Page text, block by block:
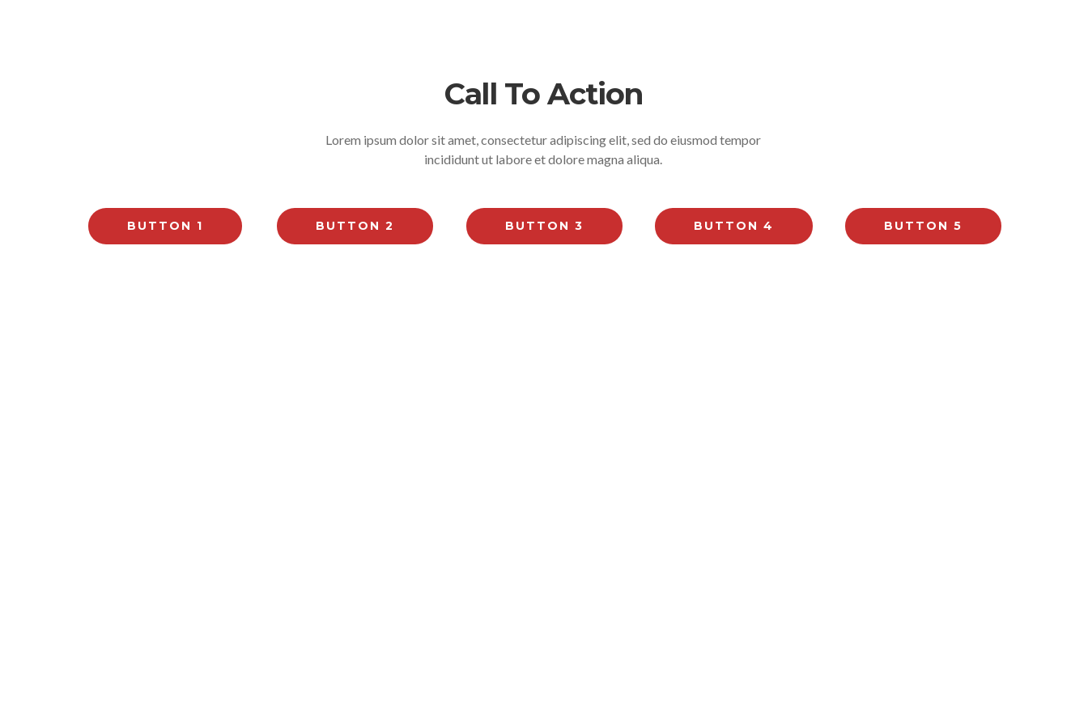
Call To Action
Lorem ipsum dolor sit amet, consectetur adipiscing elit, sed do eiusmod tempor
incididunt ut labore et dolore magna aliqua.
BUTTON 1 BUTTON 2 BUTTON 3 BUTTON 4 BUTTON 5